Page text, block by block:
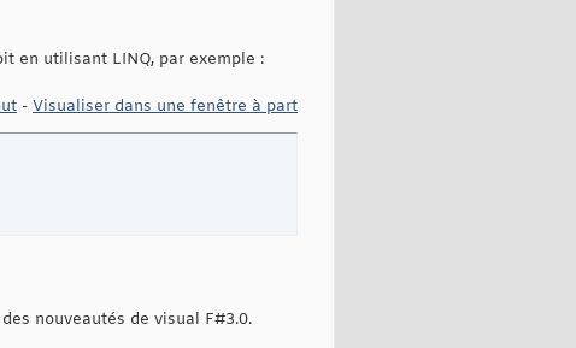
en utilisant LINQ, par exemple :
- Visualiser dans une fenêtre à part
nouveautés de visual F#3.0.